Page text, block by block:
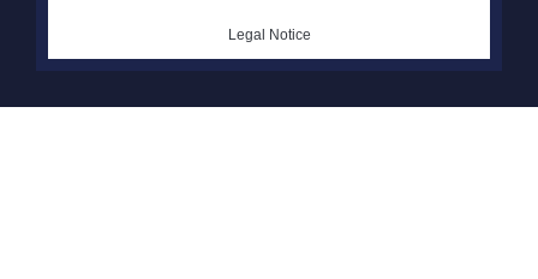
Legal Notice